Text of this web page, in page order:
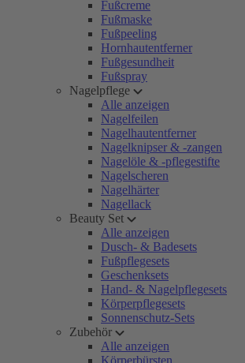
Fußcreme
Fußmaske
Fußpeeling
Hornhautentferner
Fußgesundheit
Fußspray
Nagelpflege
Alle anzeigen
Nagelfeilen
Nagelhautentferner
Nagelknipser & -zangen
Nagelöle & -pflegestifte
Nagelscheren
Nagelhärter
Nagellack
Beauty Set
Alle anzeigen
Dusch- & Badesets
Fußpflegesets
Geschenksets
Hand- & Nagelpflegesets
Körperpflegesets
Sonnenschutz-Sets
Zubehör
Alle anzeigen
Körperbürsten